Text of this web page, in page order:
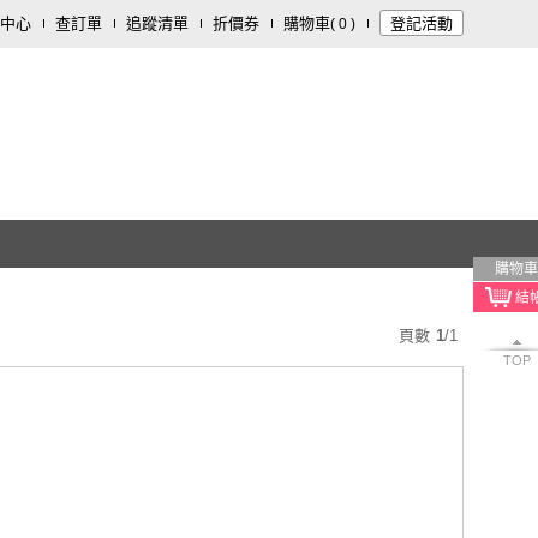
心 查訂單 追蹤清單 折價券 購物車( 0 ) 登記活動
購物車
TOP
頁數 1/1